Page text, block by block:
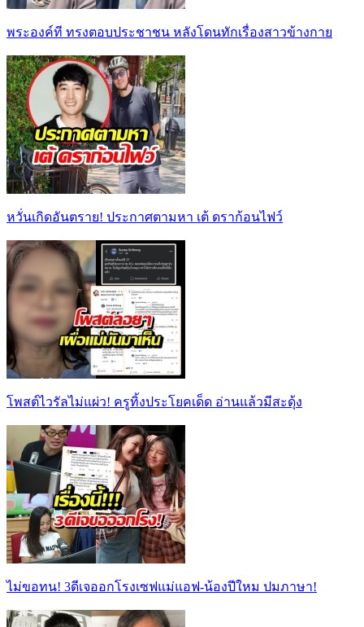
พระองค์ที ทรงตอบประชาชน หลังโดนทักเรื่องสาวข้างกาย
หวั่นเกิดอันตราย! ประกาศตามหา เต้ ดราก้อนไฟว์
โพสต์ไวรัลไม่แผ่ว! ครูทิ้งประโยคเด็ด อ่านแล้วมีสะดุ้ง
ไม่ขอทน! 3ดีเจออกโรงเซฟแม่แอฟ-น้องปีใหม ปมภาษา!